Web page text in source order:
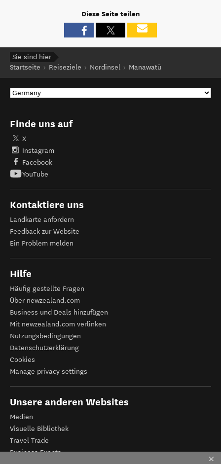
Diese Seite teilen
Sie sind hier
Startseite
Reiseziele Nordinsel Manawatū
Finde uns auf
X
Instagram
Facebook
YouTube
Kontaktiere uns
Landkarte anfordern
Feedback zur Website
Ein Problem melden
Hilfe
Häufig gestellte Fragen
Über newzealand.com
Business und Deals hinzufügen
Mit newzealand.com verlinken
Nutzungsbedingungen
Datenschutzerklärung
Cookies
Manage privacy settings
Unsere anderen Websites
Medien
Visuelle Bibliothek
Travel Trade
Business Events